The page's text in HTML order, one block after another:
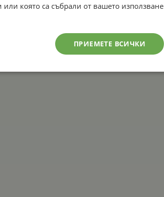
която са събрали от вашето използване
ПРИЕМЕТЕ ВСИЧКИ